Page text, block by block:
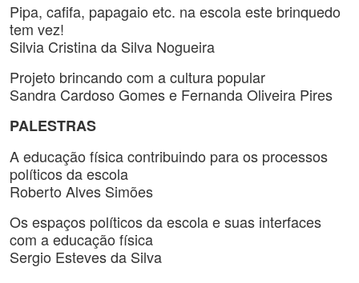
Pipa, cafifa, papagaio etc. na escola este brinquedo
tem vez!
Silvia Cristina da Silva Nogueira
Projeto brincando com a cultura popular
Sandra Cardoso Gomes e Fernanda Oliveira Pires
PALESTRAS
A educação física contribuindo para os processos
políticos da escola
Roberto Alves Simões
Os espaços políticos da escola e suas interfaces
com a educação física
Sergio Esteves da Silva